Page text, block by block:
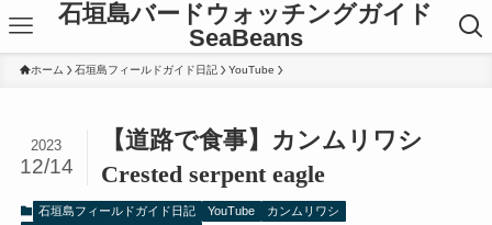
石垣島バードウォッチングガイド
SeaBeans
ホーム 石垣島フィールドガイド日記 YouTube
【道路で食事】カンムリワシ
Crested serpent eagle
2023
12/14
石垣島フィールドガイド日記 YouTube
カンムリワシ